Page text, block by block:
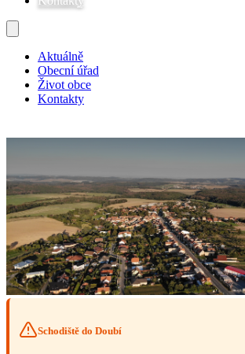
Aktuálně
Obecní úřad
Život obce
Kontakty
Schodiště do Doubí